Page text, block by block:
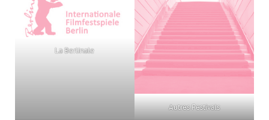
La Berlinale
Autres Festivals